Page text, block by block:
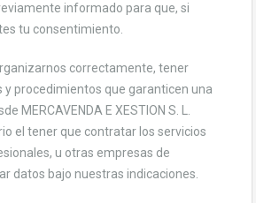
informado para que, si
tu consentimiento.
correctamente, tener
y procedimientos que garanticen una
MERCAVENDA E XESTION S. L.
el tener que contratar los servicios
u otras empresas de
datos bajo nuestras indicaciones.